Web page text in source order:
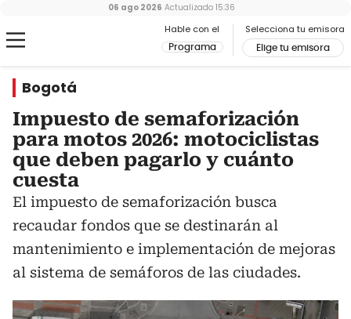
Hable con el
Programa
Selecciona tu emisora
Elige tu emisora
06 ago 2026 Actualizado 15:36
Bogotá
Impuesto de semaforización
para motos 2026: motociclistas
que deben pagarlo y cuánto
cuesta
El impuesto de semaforización busca
recaudar fondos que se destinarán al
mantenimiento e implementación de mejoras
al sistema de semáforos de las ciudades.